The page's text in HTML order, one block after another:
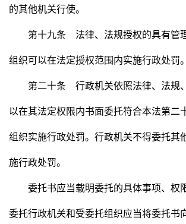
的其他机关行使。
第十九条 法律、法规授权的具有管
组织可以在法定授权范围内实施行政处罚。
第二十条 行政机关依照法律、法规
以在其法定权限内书面委托符合本法第二
组织实施行政处罚。行政机关不得委托其
施行政处罚。
委托书应当载明委托的具体事项、权限
委托行政机关和受委托组织应当将委托书